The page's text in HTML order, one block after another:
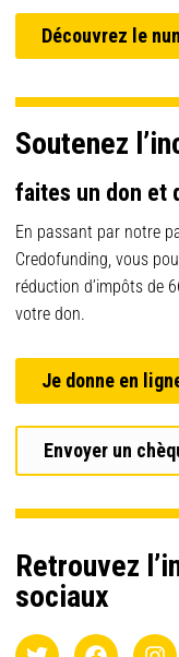
Découvrez le
Soutenez
faites un don et
En passant par notre
Credofunding, vous
réduction d’impôts de
votre don.
Je donne en
Envoyer un
Retrouvez
sociaux